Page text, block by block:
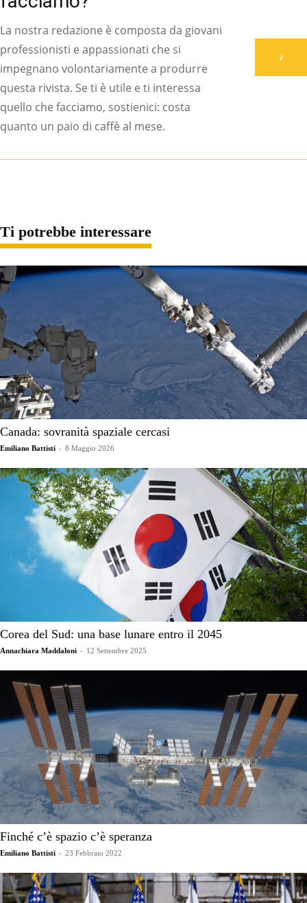
La nostra redazione è composta da giovani
professionisti e appassionati che si
impegnano volontariamente a produrre
questa rivista. Se ti è utile e ti interessa
quello che facciamo, sostienici: costa
quanto un paio di caffè al mese.
Ti potrebbe interessare
Canada: sovranità spaziale cercasi
Emiliano Battisti - 8 Maggio 2026
Corea del Sud: una base lunare entro il 2045
Annachiara Maddaloni - 12 Settembre 2025
Finché c’è spazio c’è speranza
Emiliano Battisti - 23 Febbraio 2022